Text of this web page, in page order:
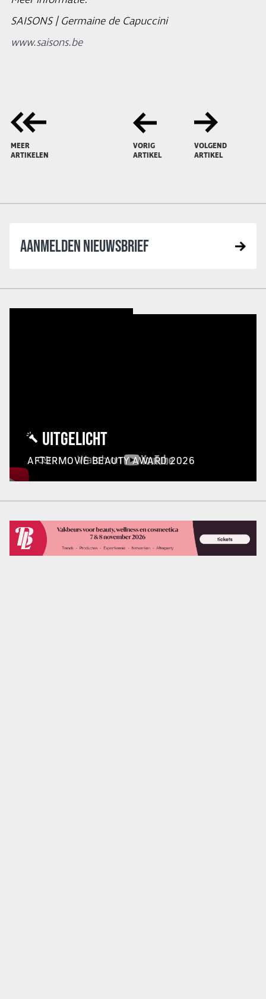
SAISONS | Germaine de Capuccini
www.saisons.be
MEER
ARTIKELEN
VORIG
ARTIKEL
VOLGEND
ARTIKEL
AANMELDEN NIEUWSBRIEF
UITGELICHT
AFTERMOVIE BEAUTY AWARD 2026